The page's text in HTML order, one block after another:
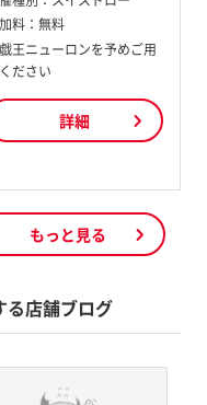
料： 無料
王ニューロンを予めご用
ださい
詳細
もっと見る
る店舗ブログ